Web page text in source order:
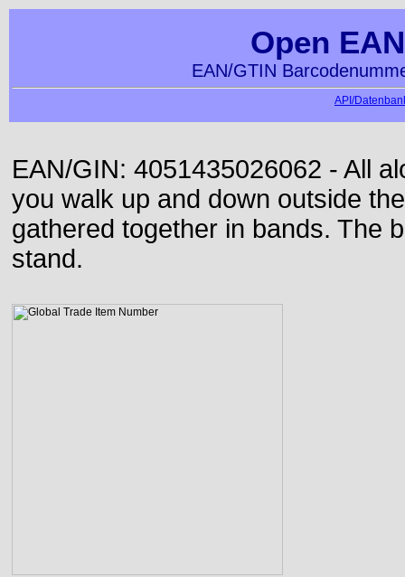
Open
EAN/GTIN
API/
EAN/GIN: 4051435026062 - All
you walk up and down outside
gathered together in bands. The
stand.